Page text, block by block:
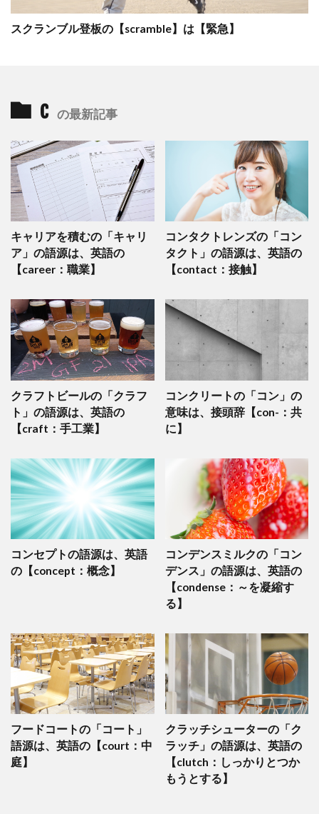
スクランブル登板の【scramble】は【緊急】
c の最新記事
キャリアを積むの「キャリ
ア」の語源は、英語の
【career：職業】
コンタクトレンズの「コン
タクト」の語源は、英語の
【contact：接触】
クラフトビールの「クラフ
ト」の語源は、英語の
【craft：手工業】
コンクリートの「コン」の
意味は、接頭辞【con-：共
に】
コンセプトの語源は、英語
の【concept：概念】
コンデンスミルクの「コン
デンス」の語源は、英語の
【condense：～を凝縮す
る】
フードコートの「コート」
語源は、英語の【court：中
庭】
クラッチシューターの「ク
ラッチ」の語源は、英語の
【clutch：しっかりとつか
もうとする】